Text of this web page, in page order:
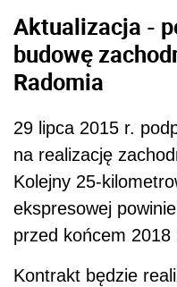
Aktualizacja -
budowę
Radomia
29 lipca 2015 r.
na realizację
Kolejny 25-
ekspresowej
przed końcem 2018
Kontrakt będzie